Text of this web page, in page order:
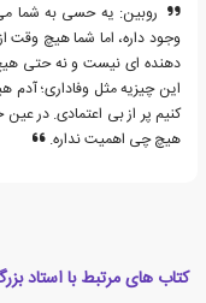
روبین: یه حسی به شما
وجود داره، اما شما هیچ
دهنده ای نیست و نه حتی
این چیزیه مثل وفاداری؛
کنیم پر از بی اعتمادی. در
هیچ چی اهمیت نداره.
کتاب های مرتبط با استاد